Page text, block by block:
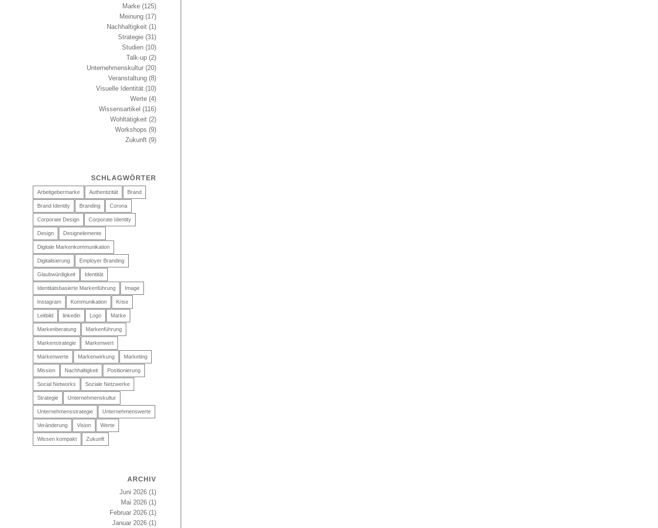
Marke(125)
Meinung(17)
Nachhaltigkeit(1)
Strategie(31)
Studien(10)
Talk-up(2)
Unternehmenskultur(20)
Veranstaltung(8)
Visuelle Identität(10)
Werte(4)
Wissensartikel (116)
Wohltätigkeit(2)
Workshops (9)
Zukunft(9)
SCHLAGWÖRTER
Arbeitgebermarke Authentizität Brand
Brand Identity Branding Corona
Corporate Design Corporate Identity
Design Designelemente
Digitale Markenkommunikation
Digitalisierung Employer Branding
Glaubwürdigkeit Identität
Identitätsbasierte Markenführung Image
Instagram Kommunikation Krise
Leitbild linkedin Logo Marke
Markenberatung Markenführung
Markenstrategie Markenwert
Markenwerte Markenwirkung Marketing
Mission Nachhaltigkeit Positionierung
Social Networks Soziale Netzwerke
Strategie Unternehmenskultur
Unternehmensstrategie Unternehmenswerte
Veränderung Vision Werte
Wissen kompakt Zukunft
ARCHIV
Juni 2026(1)
Mai 2026(1)
Februar 2026(1)
Januar 2026(1)